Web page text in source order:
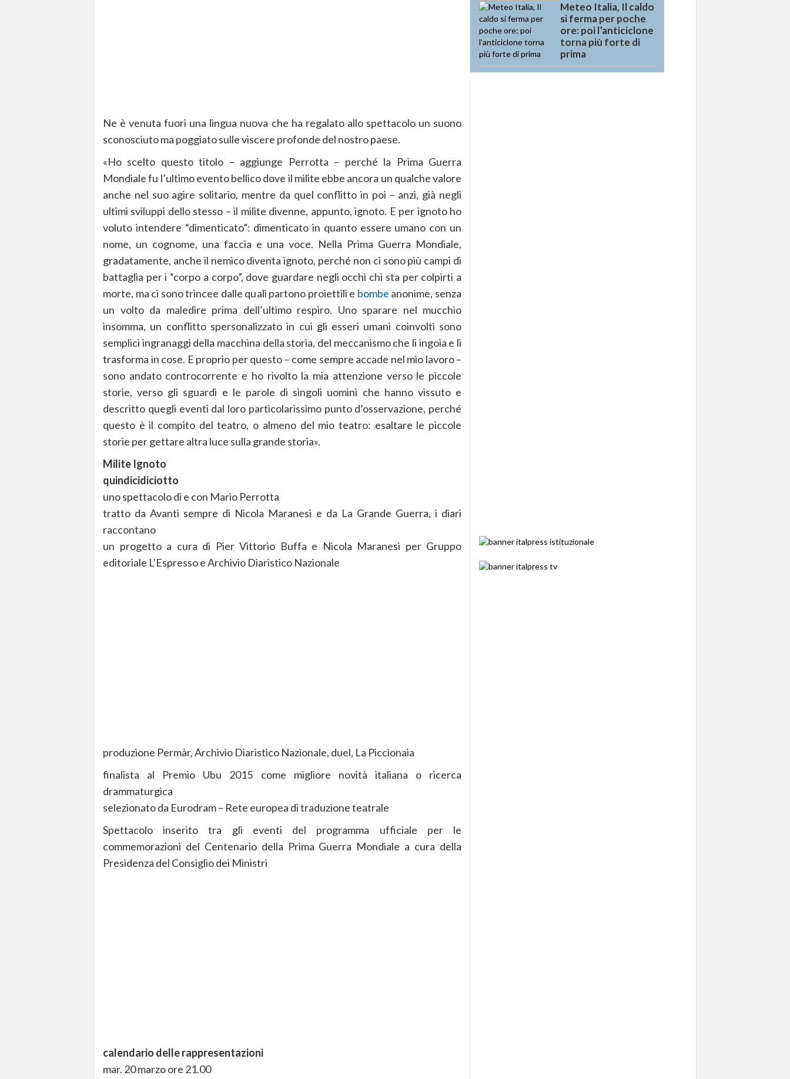
Ne è venuta fuori una lingua nuova che ha regalato allo spettacolo un suono
sconosciuto ma poggiato sulle viscere profonde del nostro paese.
«Ho scelto questo titolo – aggiunge Perrotta – perché la Prima Guerra
Mondiale fu l’ultimo evento bellico dove il milite ebbe ancora un qualche valore
anche nel suo agire solitario, mentre da quel conflitto in poi – anzi, già negli
ultimi sviluppi dello stesso – il milite divenne, appunto, ignoto. E per ignoto ho
voluto intendere “dimenticato”: dimenticato in quanto essere umano con un
nome, un cognome, una faccia e una voce. Nella Prima Guerra Mondiale,
gradatamente, anche il nemico diventa ignoto, perché non ci sono più campi di
battaglia per i “corpo a corpo”, dove guardare negli occhi chi sta per colpirti a
morte, ma ci sono trincee dalle quali partono proiettili e bombe anonime, senza
un volto da maledire prima dell’ultimo respiro. Uno sparare nel mucchio
insomma, un conflitto spersonalizzato in cui gli esseri umani coinvolti sono
semplici ingranaggi della macchina della storia, del meccanismo che li ingoia e li
trasforma in cose. E proprio per questo – come sempre accade nel mio lavoro –
sono andato controcorrente e ho rivolto la mia attenzione verso le piccole
storie, verso gli sguardi e le parole di singoli uomini che hanno vissuto e
descritto quegli eventi dal loro particolarissimo punto d’osservazione, perché
questo è il compito del teatro, o almeno del mio teatro: esaltare le piccole
storie per gettare altra luce sulla grande storia».
Milite Ignoto
quindicidiciotto
uno spettacolo di e con Mario Perrotta
tratto da Avanti sempre di Nicola Maranesi e da La Grande Guerra, i diari
raccontano
un progetto a cura di Pier Vittorio Buffa e Nicola Maranesi per Gruppo
editoriale L’Espresso e Archivio Diaristico Nazionale
produzione Permàr, Archivio Diaristico Nazionale, duel, La Piccionaia
finalista al Premio Ubu 2015 come migliore novità italiana o ricerca
drammaturgica
selezionato da Eurodram – Rete europea di traduzione teatrale
Spettacolo inserito tra gli eventi del programma ufficiale per le
commemorazioni del Centenario della Prima Guerra Mondiale a cura della
Presidenza del Consiglio dei Ministri
calendario delle rappresentazioni
mar. 20 marzo ore 21.00
Meteo Italia, Il caldo
si ferma per poche
ore: poi l’anticiclone
torna più forte di
prima